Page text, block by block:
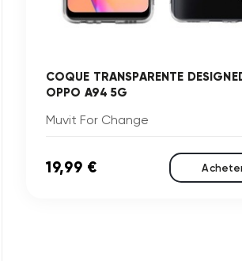
COQUE TRANSPARENTE
OPPO A94 5G
Muvit For Change
19,99 €